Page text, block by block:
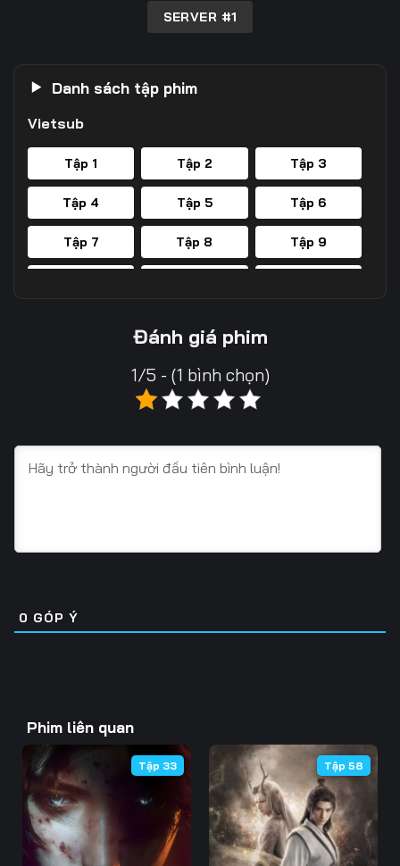
SERVER #1
Danh sách tập phim
Vietsub
Tập 1 Tập 2 Tập 3
Tập 4 Tập 5 Tập 6
Tập 7 Tập 8 Tập 9
Tập 20
Tập 25 Tập 26
Tập 31 Tập 32 Tập 33
Tập 37 Tập 38 Tập 39
Đánh giá phim
1/5 - (1 bình chọn)
0 GÓP Ý
Phim liên quan
Tập 33 Tập 58